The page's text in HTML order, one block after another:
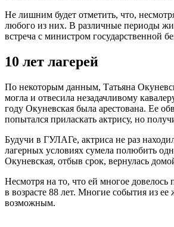
Не лишним будет отметить, что,
любого из них. В различные периоды
встреча с министром государственной
10 лет лагерей
По некоторым данным, Татьяна
могла и отвесила незадачливому
году Окуневская была арестована. Ее
попытался приласкать актрису, но
Будучи в ГУЛАГе, актриса не раз
лагерных условиях сумела полюбить
Окуневская, отбыв срок, вернулась
Несмотря на то, что ей многое
в возрасте 88 лет. Многие события из
возможным.